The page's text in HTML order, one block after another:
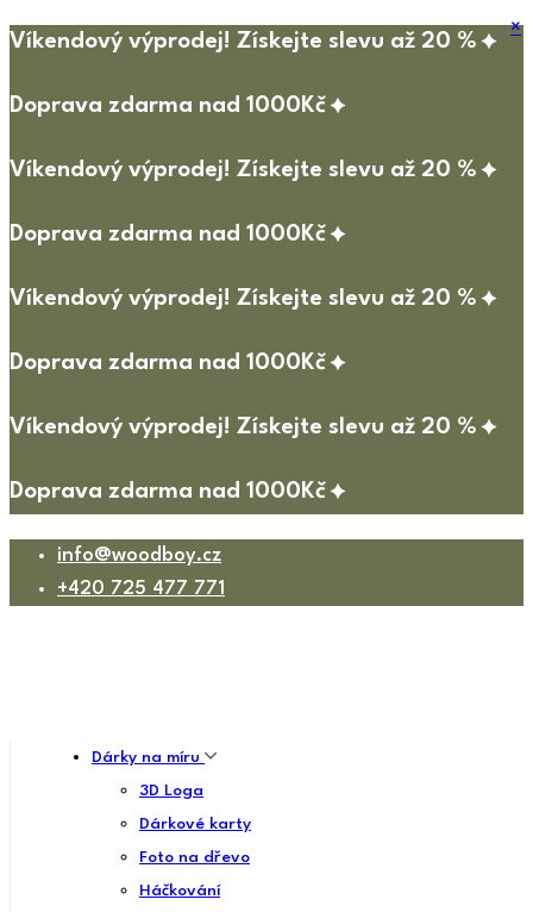
Víkendový výprodej! Získejte slevu až 20 %
Doprava zdarma nad 1000Kč
Víkendový výprodej! Získejte slevu až 20 %
Doprava zdarma nad 1000Kč
Víkendový výprodej! Získejte slevu až 20 %
Doprava zdarma nad 1000Kč
Víkendový výprodej! Získejte slevu až 20 %
Doprava zdarma nad 1000Kč
info@woodboy.cz
+420 725 477 771
Dárky na míru
3D Loga
Dárkové karty
Foto na dřevo
Háčkování
×